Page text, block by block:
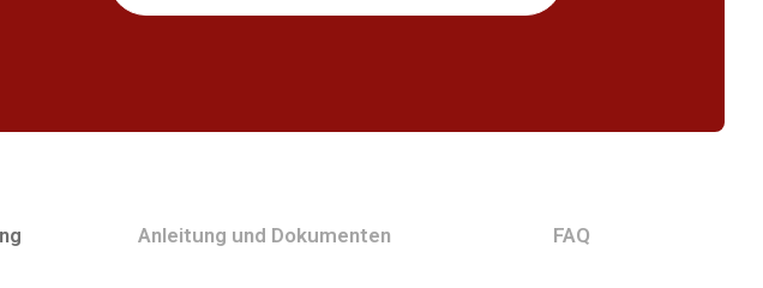
Anleitung und Dokumenten FAQ